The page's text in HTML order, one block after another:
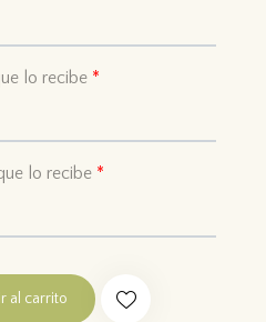
lo recibe *
lo recibe *
al carrito